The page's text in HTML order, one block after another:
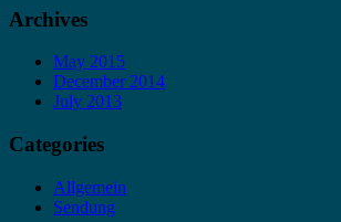
Archives
May 2015
December 2014
July 2013
Categories
Allgemein
Sendung